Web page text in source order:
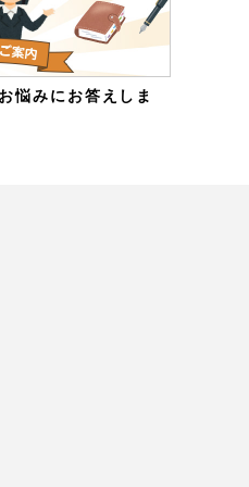
悩みにお答えしま